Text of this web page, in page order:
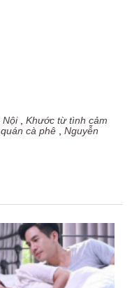
Nội,Khước từ tình cảm
cà phê ,Nguyễn